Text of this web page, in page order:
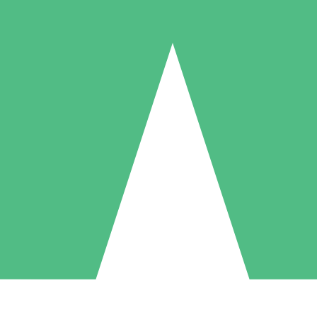
Packs de Crédits Individuels
à l'utilisation avec des crédits de téléchargement. Sans engagement
5 Téléchargements
US$